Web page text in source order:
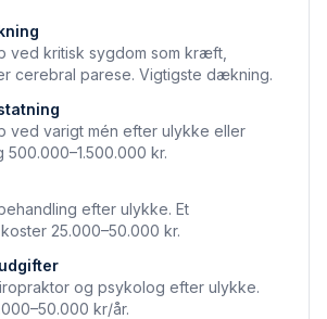
ved kritisk sygdom som kræft,
cerebral parese. Vigtigste dækning.
ved varigt mén efter ulykke eller
kr.
efter ulykke. Et
25.000–50.000 kr.
og psykolog efter ulykke.
kr/år.